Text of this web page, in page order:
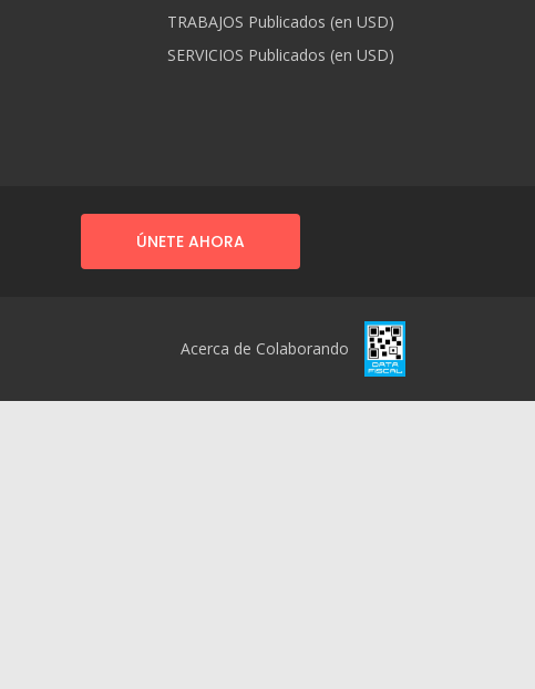
TRABAJOS Publicados (en USD)
SERVICIOS Publicados (en USD)
ÚNETE AHORA
Acerca de Colaborando